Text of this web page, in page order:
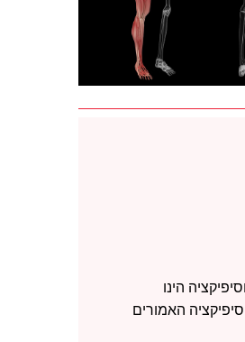
הינו
האמורים